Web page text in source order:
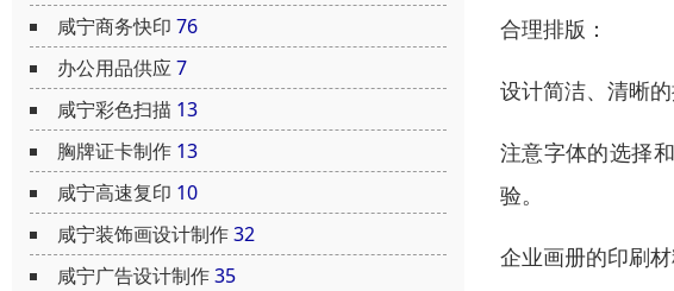
咸宁商务快印 76
办公用品供应7
咸宁彩色扫描 13
胸牌证卡制作 13
咸宁高速复印 10
咸宁装饰画设计制作32
咸宁广告设计制作35
合理排版：
设计简洁、清晰
注意字体的选择
验。
企业画册的印刷材